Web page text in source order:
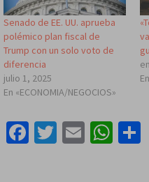
Senado de EE. UU. aprueba
polémico plan fiscal de
Trump con un solo voto de
diferencia
julio 1, 2025
En «ECONOMIA/NEGOCIOS»
Facebook
Twitter
Email